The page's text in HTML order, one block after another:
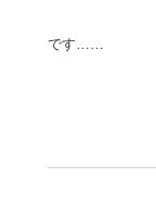
です……